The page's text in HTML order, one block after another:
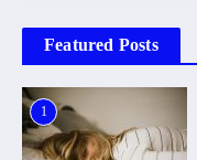
Featured Posts
1